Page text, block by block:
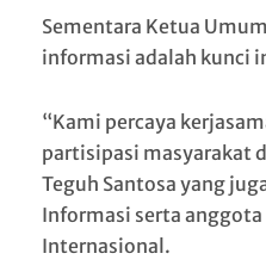
Sementara Ketua
informasi adalah kunci
“Kami percaya
partisipasi masyarakat
Teguh Santosa yang
Informasi serta anggota
Internasional.